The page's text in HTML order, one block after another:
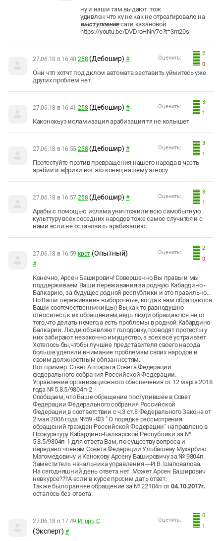
ну и наши там выдают тож
удивлен что ку не как не отреагировало на
выступлениесати казановой
https://youtu.be/DVDroHNrv7c?t=3m20s
2
0
Оценить:
27.06.18 в 16:40 258 (Дебошир) #
Они чтл хотчт под дклом автомата заставить.уймитесь уже
других проблем нет.
3
1
Оценить:
27.06.18 в 16:41 258 (Дебошир) #
Каконокьуэ исламизация арабизация тя не колышет
3
1
Оценить:
27.06.18 в 16:55 258 (Дебошир) #
Протестуйте против превращения нашего народа в часть
арабии и африки вот это конец нашему этносу
3
1
Оценить:
27.06.18 в 16:57 258 (Дебошир) #
Арабы с помощью ислама уничтожили всю самобытную
культтуру всех соседних народов тоже самое случится и с
нами если не остановить арабизацию.
2
0
Оценить:
27.06.18 в 16:59 крот (Опытный)
#
Конечно, Арсен Баширович! Совершенно Вы правы и мы
поддерживаем Ваши переживания за родную Кабардино -
Балкарию, за будущее родной республики и это правильно...
Но Ваши переживания выборочные, когда к вам обращаются
Ваши соотечественники(цы) Вы,как то равнодушно
относитесь к их обращениям,ведь люди обращаются не от
того,что делать нечего,а есть проблемы в родной Кабардино-
Балкарии. Люди объявляют голодовку,проводят протесты у
них забирают незаконно имущество, а всех все устраивает.
Хотелось бы,чтобы лучшие представителя своего народа
больше уделяли внимание проблемам своих народов и
своим должностным обязанностям.
Вот пример: Ответ Аппарата Совета Федерации
федерального собрания Российской Федерации.
Управление организационного обеспечения от 12 марта 2018
года № 5.8.5/9804п-2
Сообщаем, что Ваше обращение поступившее в Совет
Федерации Федерального собрания Российской
Федерации,в соответствии с ч.3 ст.8 Федерального Закона от
2 мая 2006 года №59 -ФЗ " О порядке рассмотрения
обращений граждан Российской Федерации" направлено в
Прокуратуру Кабардино-Балкарской Республики за №
5.8.5/9804п-1 для ответа Вам, по существу вопроса и
передано членам Совета Федерации Ульбашеву Мухарбию
Магомедовичу и Канокову Арсену Башировичу за № 9804п.
Заместитель начальника управления ---И.В. Шаповалова.
На сегодняшний день ответа нет. Может Арсен Баширович
невкурсе???А если в курсе просим дать ответ.
Также было раннее обращение за № 22104п от 04.10.2017г.
осталось без ответа.
0
1
Оценить:
27.06.18 в 17:49 Игорь С
(Эксперт) #